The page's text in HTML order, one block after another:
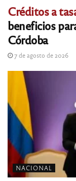
Créditos a
beneficios
Córdoba
7 de agosto de 2026
NACIONAL